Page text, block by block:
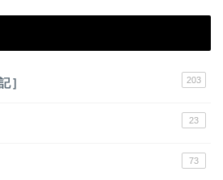
］ 203
23
73